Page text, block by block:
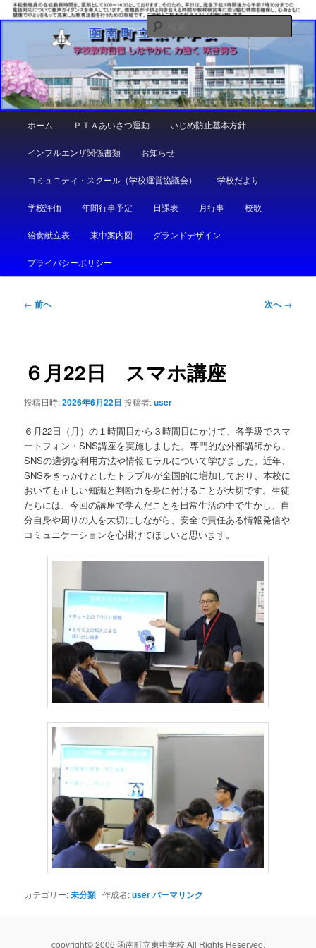
イ
ン
テ
ン
ツ
函南町立東中学校
しなやかに 力強く 咲き誇る
検
索
ホーム ＰＴＡあいさつ運動 いじめ防止基本方針
インフルエンザ関係書類 お知らせ
コミュニティ・スクール（学校運営協議会） 学校だより
学校評価 年間行事予定 日課表 月行事 校歌
給食献立表 東中案内図 グランドデザイン
プライバシーポリシー
投
ー
ョ
← 前へ 次へ→
６月22日 スマホ講座
投稿日時:2026年6月22日 投稿者:user
６月22日（月）の１時間目から３時間目にかけて、各学級でスマ
ートフォン・SNS講座を実施しました。専門的な外部講師から、
SNSの適切な利用方法や情報モラルについて学びました。近年、
SNSをきっかけとしたトラブルが全国的に増加しており、本校に
おいても正しい知識と判断力を身に付けることが大切です。生徒
たちには、今回の講座で学んだことを日常生活の中で生かし、自
分自身や周りの人を大切にしながら、安全で責任ある情報発信や
コミュニケーションを心掛けてほしいと思います。
カテゴリー:未分類 作成者:userパーマリンク
copyright© 2006 函南町立東中学校 All Rights Reserved.